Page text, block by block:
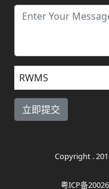
RWMS
Copyright .
粤ICP备